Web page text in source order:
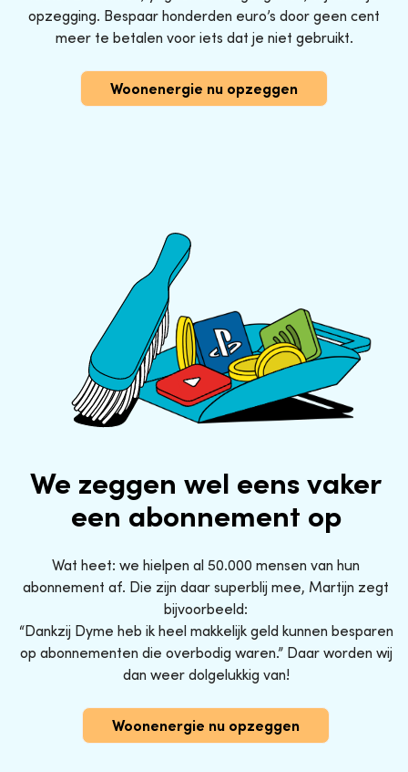
opzegging. Bespaar honderden euro’s door geen cent
meer te betalen voor iets dat je niet gebruikt.
Woonenergie nu opzeggen
We zeggen wel eens vaker
een abonnement op
Wat heet: we hielpen al 50.000 mensen van hun
abonnement af. Die zijn daar superblij mee, Martijn zegt
bijvoorbeeld:
“Dankzij Dyme heb ik heel makkelijk geld kunnen besparen
op abonnementen die overbodig waren.” Daar worden wij
dan weer dolgelukkig van!
Woonenergie nu opzeggen